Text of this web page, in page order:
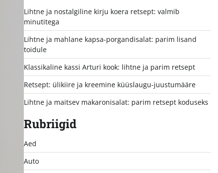
Lihtne ja nostalgiline kirju koera retsept: valmib
minutitega
Lihtne ja mahlane kapsa-porgandisalat: parim lisand
toidule
Klassikaline kassi Arturi kook: lihtne ja parim retsept
Retsept: ülikiire ja kreemine küüslaugu-juustumääre
Lihtne ja maitsev makaronisalat: parim retsept koduseks
Rubriigid
Aed
Auto